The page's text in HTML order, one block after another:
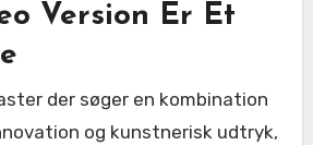
Version Er Et
der søger en kombination
og kunstnerisk udtryk,